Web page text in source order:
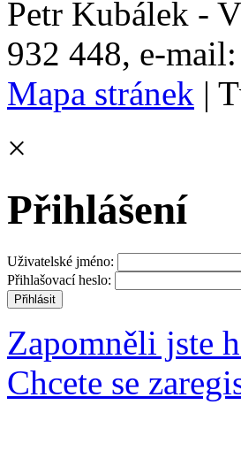
Petr Kubálek -
932 448, e-mail:
Mapa stránek |
×
Přihlášení
Uživatelské jméno:
Přihlašovací heslo:
Zapomněli jste
Chcete se